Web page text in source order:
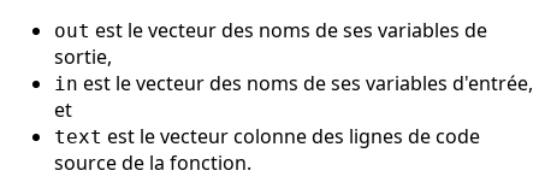
out est le vecteur des noms de ses variables de
sortie,
in est le vecteur des noms de ses variables d'entrée,
et
text est le vecteur colonne des lignes de code
source de la fonction.